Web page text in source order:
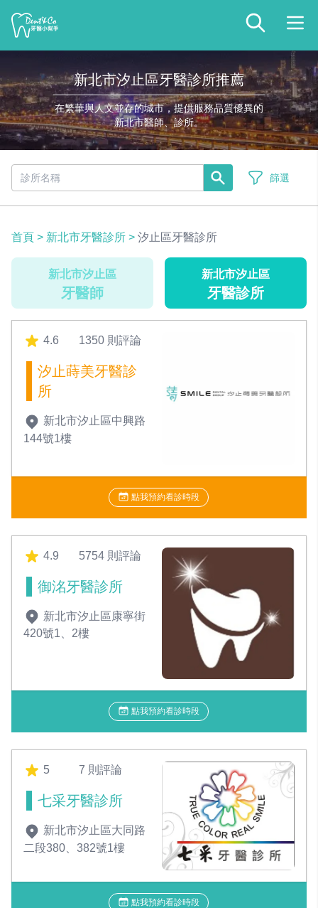
新北市汐止區牙醫診所推薦
在繁華與人文並存的城市，提供服務品質優異的
新北市醫師、診所。
篩選
首頁 > 新北市牙醫診所 > 汐止區牙醫診所
新北市汐止區
牙醫師
新北市汐止區
牙醫診所
4.6 1350 則評論
汐止蒔美牙醫診
所
新北市汐止區中興路
144號1樓
點我預約看診時段
4.9 5754 則評論
御洺牙醫診所
新北市汐止區康寧街
420號1、2樓
點我預約看診時段
5 7 則評論
七采牙醫診所
新北市汐止區大同路
二段380、382號1樓
點我預約看診時段